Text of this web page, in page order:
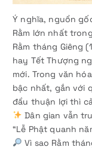
Ý nghĩa, nguồn
Rằm lớn nhất
Rằm tháng Giêng
hay Tết Thượng
mới. Trong văn
bậc nhất, gắn với
đầu thuận lợi thì
Dân gian vẫn
“Lễ Phật quanh
Vì sao Rằm